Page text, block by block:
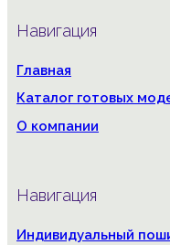
Навигация
Главная
Каталог готовых
О компании
Навигация
Индивидуальный